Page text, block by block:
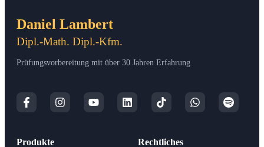
Daniel Lambert
Dipl.-Math. Dipl.-Kfm.
Prüfungsvorbereitung mit über 30 Jahren Erfahrung
Produkte Rechtliches